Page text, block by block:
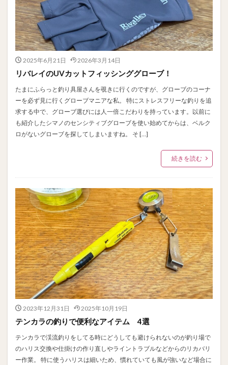
2025年6月21日 2026年3月14日
リバレイのUVカットフィッシンググローブ！
たまにふらっと釣り具屋さんを覗きに行くのですが、グローブのコーナ
ーを必ず見に行くグローブマニアな私。 特にストレスフリーな釣りを追
求する中で、グローブ選びには人一倍こだわりを持っています。以前に
も紹介したシマノのセンシティブグローブを使い始めてからは、ベルク
ロがないグローブを探してしまいますね。 そ […]
続きを読む
2023年12月31日 2025年10月19日
テンカラの釣りで便利なアイテム 4選
テンカラで渓流釣りをしてる時にどうしても避けられないのが釣り場で
のハリス交換や仕掛けの作り直しやライントラブルなどからのリカバリ
ー作業。 特に使うハリスは細いため、慣れていても風が強いなど場合に